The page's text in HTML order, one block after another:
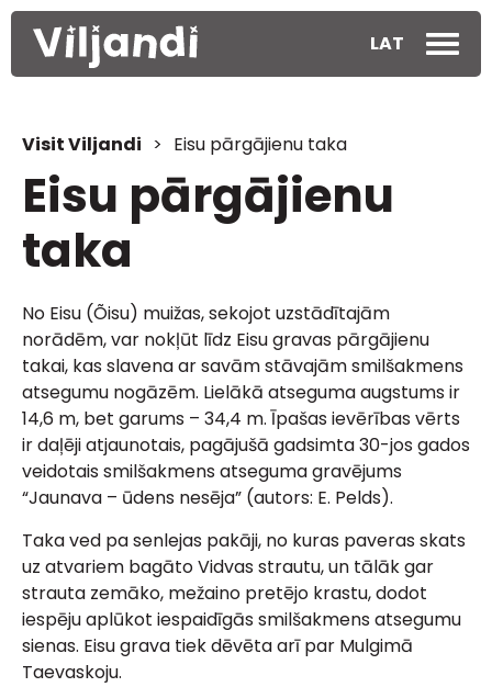
LAT
Visit Viljandi > Eisu pārgājienu taka
Eisu pārgājienu
taka
No Eisu (Õisu) muižas, sekojot uzstādītajām
norādēm, var nokļūt līdz Eisu gravas pārgājienu
takai, kas slavena ar savām stāvajām smilšakmens
atsegumu nogāzēm. Lielākā atseguma augstums ir
14,6 m, bet garums – 34,4 m. Īpašas ievērības vērts
ir daļēji atjaunotais, pagājušā gadsimta 30-jos gados
veidotais smilšakmens atseguma gravējums
“Jaunava – ūdens nesēja” (autors: E. Pelds).
Taka ved pa senlejas pakāji, no kuras paveras skats
uz atvariem bagāto Vidvas strautu, un tālāk gar
strauta zemāko, mežaino pretējo krastu, dodot
iespēju aplūkot iespaidīgās smilšakmens atsegumu
sienas. Eisu grava tiek dēvēta arī par Mulgimā
Taevaskoju.